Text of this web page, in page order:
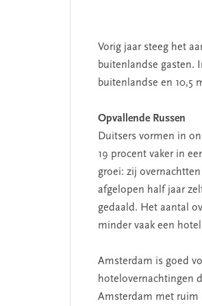
Vorig jaar steeg het
buitenlandse gasten.
buitenlandse en 10,5
Opvallende Russen
Duitsers vormen in
19 procent vaker in
groei: zij
afgelopen half jaar
gedaald. Het aantal
minder vaak een
Amsterdam is goed
hotelovernachtingen
Amsterdam met ruim
missie van Segment